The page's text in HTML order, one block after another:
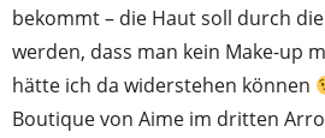
bekommt – die Haut soll durch
werden, dass man kein Make-up
hätte ich da widerstehen können
Boutique von Aime im dritten